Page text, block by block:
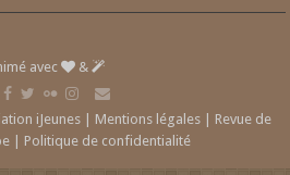
avec &
iJeunes | Mentions légales | Revue de
| Politique de confidentialité